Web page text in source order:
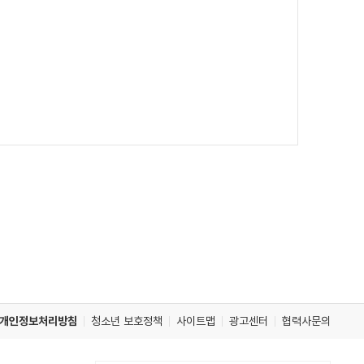
개인정보처리방침 청소년 보호정책 사이트맵 광고센터 협력사문의